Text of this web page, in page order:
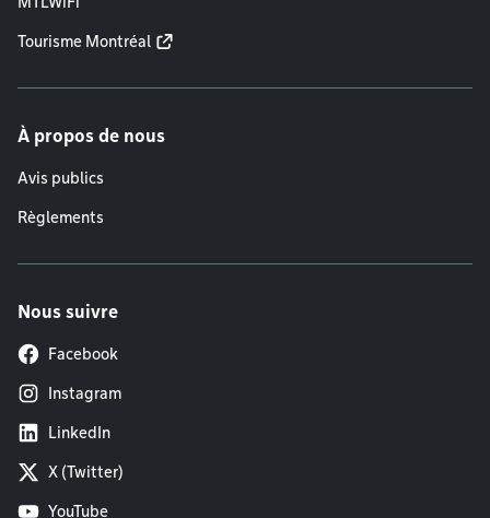
Tourisme Montréal
À propos de nous
Avis publics
Règlements
Nous suivre
Facebook
Instagram
LinkedIn
X (Twitter)
YouTube